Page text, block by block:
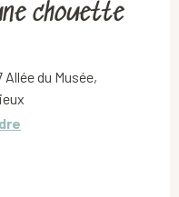
chouette
du Musée,